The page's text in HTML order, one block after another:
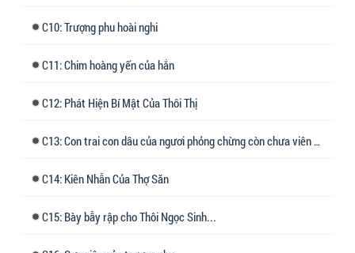
Dù nàng đã có phu quân, tình cảm phu thê còn
rất tốt, thì sao chứ?
Chỉ cần hắn muốn, nàng sẽ không thể thoát khỏi
chó nhỏ đáng thương.
10: Trượng phu hoài nghi
11: Chim hoàng yến của hắn
12: Phát Hiện Bí Mật Của Thôi Thị
13: Con trai con dâu của ngươi phỏng chừng còn chưa viên phòng...
14: Kiên Nhẫn Của Thợ Săn
15: Bày bẫy rập cho Thôi Ngọc Sinh...